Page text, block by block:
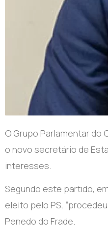
O Grupo Parlamentar do
o novo secretário de
interesses.
Segundo este partido,
eleito pelo PS,
Penedo do Frade.